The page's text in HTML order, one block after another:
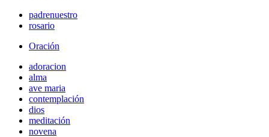
padrenuestro
rosario
Oración
adoracion
alma
ave maria
contemplación
dios
meditación
novena